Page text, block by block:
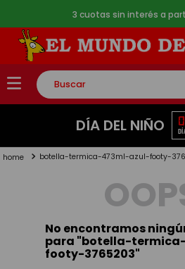
3 cuotas sin interés a
Buscar
TÉRMINOS MÁS BUSCADOS
2.
lego
toy story
DÍA DEL NIÑO
botella-termica-473ml-azul-footy-
No encontramos
para "botella-
footy-3765203"